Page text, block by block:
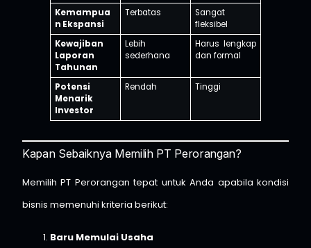
Kemampua
n Ekspansi
Terbatas
Sangat
fleksibel
Kewajiban
Laporan
Tahunan
Lebih
sederhana
Harus lengkap
dan formal
Potensi
Menarik
Investor
Rendah Tinggi
Kapan Sebaiknya Memilih PT Perorangan?
Memilih PT Perorangan tepat untuk Anda apabila kondisi
bisnis memenuhi kriteria berikut:
Baru Memulai Usaha